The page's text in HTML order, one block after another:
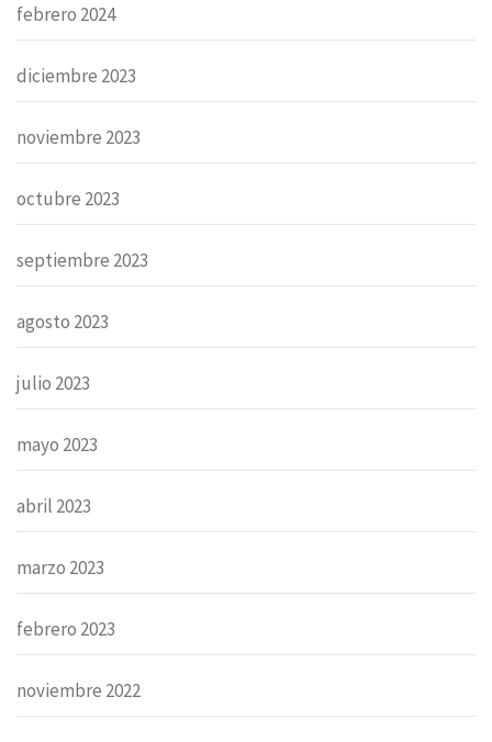
febrero 2024
diciembre 2023
noviembre 2023
octubre 2023
septiembre 2023
agosto 2023
julio 2023
mayo 2023
abril 2023
marzo 2023
febrero 2023
noviembre 2022